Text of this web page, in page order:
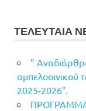
ΤΕΛΕΥΤΑΙΑ
”
αμπελοοινικού
2025-2026″.